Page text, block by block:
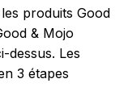
produits Good
& Mojo
dessus. Les
3 étapes